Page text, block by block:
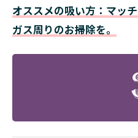
オススメの吸い方：マッ
ガス周りのお掃除を。